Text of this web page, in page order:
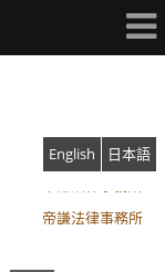
English
日本語
帝謙法律事務所
帝謙法律事務所